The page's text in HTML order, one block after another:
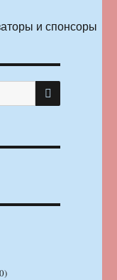
и спонсоры
ПОИСК